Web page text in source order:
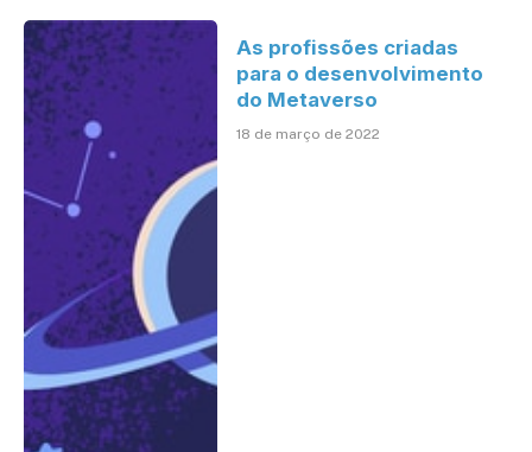
As profissões criadas
para o desenvolvimento
do Metaverso
18 de março de 2022